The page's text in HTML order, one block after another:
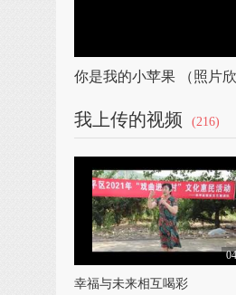
你是我的小苹果 （照片欣
我上传的视频 (216)
幸福与未来相互喝彩